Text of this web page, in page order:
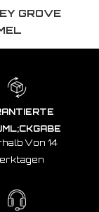
GROVE
Von 14